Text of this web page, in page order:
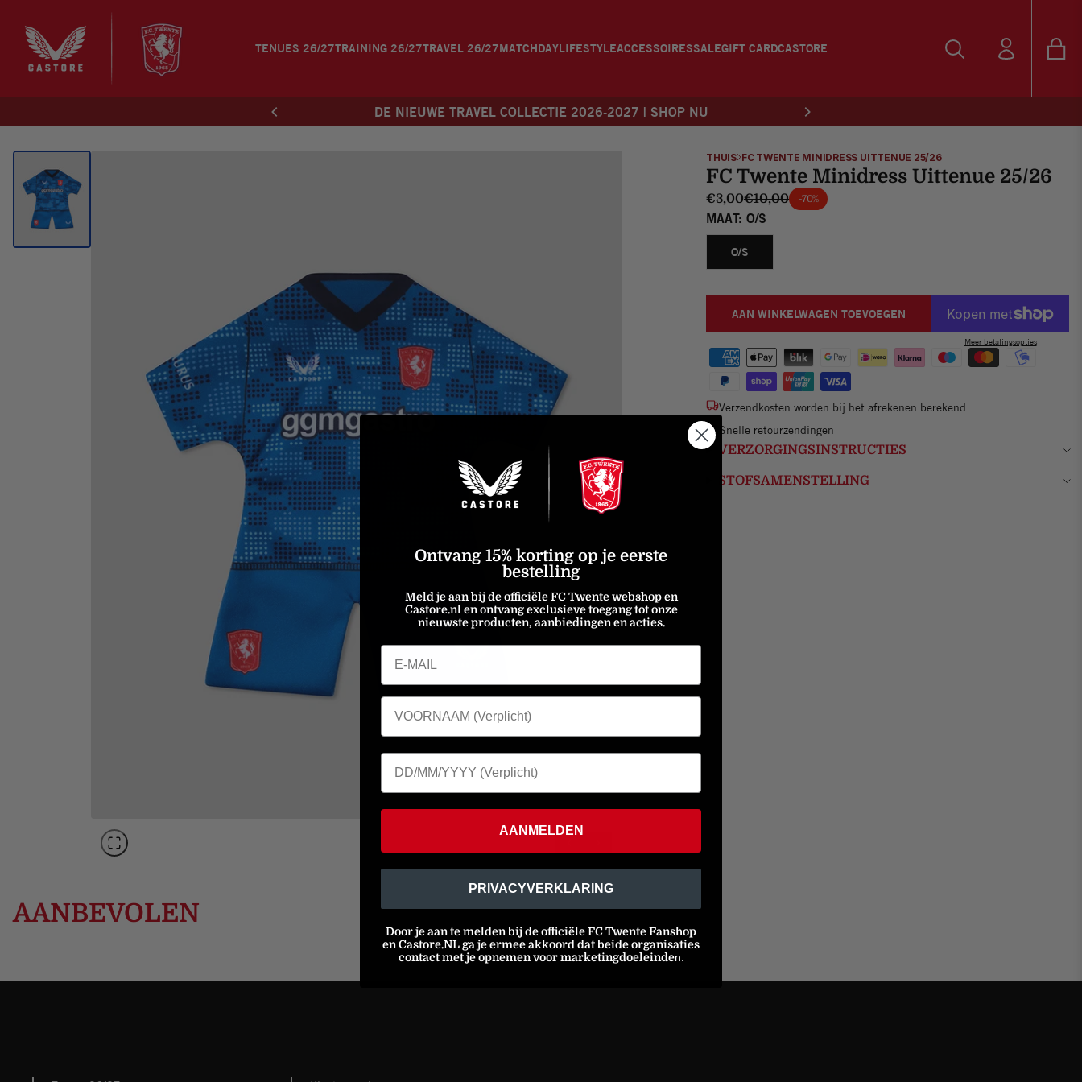
TENUES 26/27TRAINING 26/27TRAVEL 26/27MATCHDAYLIFESTYLEACCESSOIRESSALEGIFT CARDCASTORE
Zoekopdracht Inloggen
DE NIEUWE TRAVEL COLLECTIE 2026-2027 | SHOP NU
THUIS FC TWENTE MINIDRESS UITTENUE 25/26
FC Twente Minidress Uittenue 25/26
€3,00€10,00 -70%
MAAT: O/S
O/S
AAN WINKELWAGEN TOEVOEGEN
Meer betalingsopties
Verzendkosten worden bij het afrekenen berekend
Snelle retourzendingen
VERZORGINGSINSTRUCTIES
STOFSAMENSTELLING
AANBEVOLEN
Ontvang 15% korting op je eerste
bestelling
Meld je aan bij de officiële FC Twente webshop en
Castore.nl en ontvang exclusieve toegang tot onze
nieuwste producten, aanbiedingen en acties.
AANMELDEN
PRIVACYVERKLARING
Door je aan te melden bij de officiële FC Twente Fanshop
en Castore.NL ga je ermee akkoord dat beide organisaties
contact met je opnemen voor marketingdoeleinden.